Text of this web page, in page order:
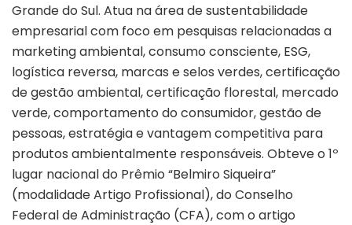
Grande do Sul. Atua na área de sustentabilidade
empresarial com foco em pesquisas relacionadas a
marketing ambiental, consumo consciente, ESG,
logística reversa, marcas e selos verdes, certificação
de gestão ambiental, certificação florestal, mercado
verde, comportamento do consumidor, gestão de
pessoas, estratégia e vantagem competitiva para
produtos ambientalmente responsáveis. Obteve o 1º
lugar nacional do Prêmio “Belmiro Siqueira”
(modalidade Artigo Profissional), do Conselho
Federal de Administração (CFA), com o artigo